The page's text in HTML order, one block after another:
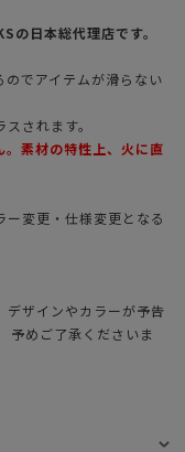
日本総代理店です。
でアイテムが滑らない
されます。
。素材の特性上、火に直
変更・仕様変更となる
ザインやカラーが予告
予めご了承くださいま